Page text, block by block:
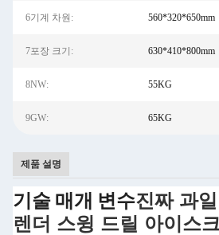
6기계 차원: 560*320*650mm
7포장 크기: 630*410*800mm
8NW: 55KG
9GW: 65KG
제품 설명
기술 매개 변수진짜 과
렌더 스윙 드릴 아이스